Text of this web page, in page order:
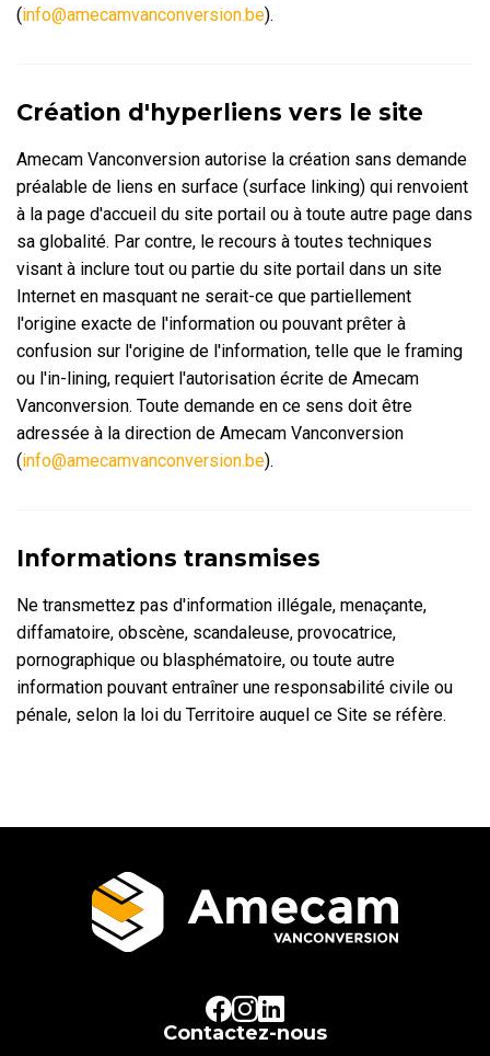
(info@amecamvanconversion.be).
Création d'hyperliens vers le site
Amecam Vanconversion autorise la création sans demande
préalable de liens en surface (surface linking) qui renvoient
à la page d'accueil du site portail ou à toute autre page dans
sa globalité. Par contre, le recours à toutes techniques
visant à inclure tout ou partie du site portail dans un site
Internet en masquant ne serait-ce que partiellement
l'origine exacte de l'information ou pouvant prêter à
confusion sur l'origine de l'information, telle que le framing
ou l'in-lining, requiert l'autorisation écrite de Amecam
Vanconversion. Toute demande en ce sens doit être
adressée à la direction de Amecam Vanconversion
(info@amecamvanconversion.be).
Informations transmises
Ne transmettez pas d'information illégale, menaçante,
diffamatoire, obscène, scandaleuse, provocatrice,
pornographique ou blasphématoire, ou toute autre
information pouvant entraîner une responsabilité civile ou
pénale, selon la loi du Territoire auquel ce Site se réfère.
Contactez-nous